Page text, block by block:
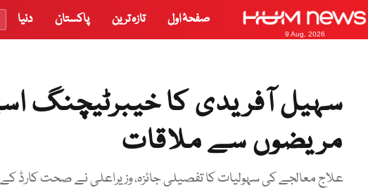
9 Aug, 2026
صفحۂ اول تازہ ترین پاکستان دنیا
سہیل آفریدی کا خیبرٹیچنگ
مریضوں سے ملاقات
علاج معالجے کی سہولیات کا تفصیلی جائزہ، وزیراعلی نے صحت کارڈ